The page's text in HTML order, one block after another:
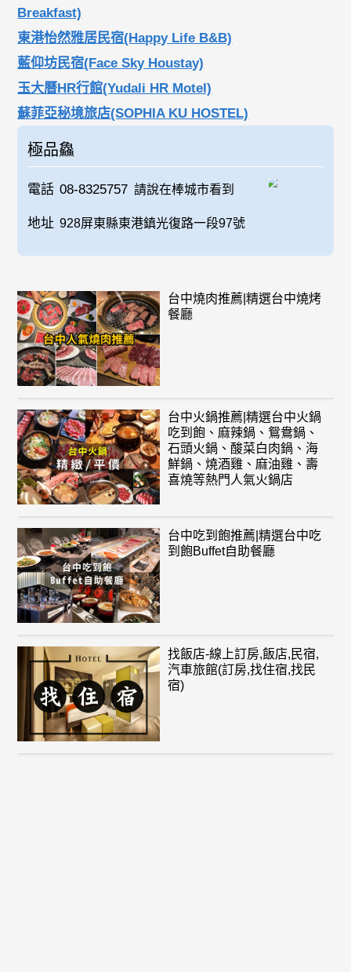
Breakfast)
東港怡然雅居民宿(Happy Life B&B)
藍仰坊民宿(Face Sky Houstay)
玉大曆HR行館(Yudali HR Motel)
蘇菲亞秘境旅店(SOPHIA KU HOSTEL)
極品鱻
電話 08-8325757 請說在棒城市看到
地址 928屏東縣東港鎮光復路一段97號
台中燒肉推薦|精選台中燒烤
餐廳
台中火鍋推薦|精選台中火鍋
吃到飽、麻辣鍋、鴛鴦鍋、
石頭火鍋、酸菜白肉鍋、海
鮮鍋、燒酒雞、麻油雞、壽
喜燒等熱門人氣火鍋店
台中吃到飽推薦|精選台中吃
到飽Buffet自助餐廳
找飯店-線上訂房,飯店,民宿,
汽車旅館(訂房,找住宿,找民
宿)